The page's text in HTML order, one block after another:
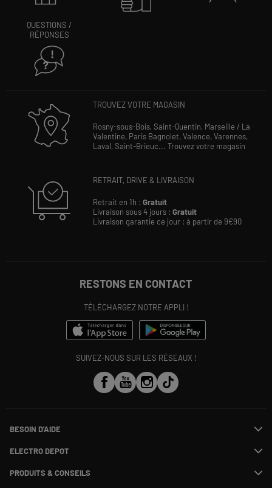
QUESTIONS /
RÉPONSES
TROUVEZ VOTRE MAGASIN
Rosny-sous-Bois, Saint-Quentin, Marseille / La
Valentine, Paris Bagnolet, Valence, Varennes,
Laval, Saint-Brieuc... Trouvez votre magasin
RETRAIT, DRIVE & LIVRAISON
Retrait en 1h : Gratuit
Livraison sous 4 jours : Gratuit
Livraison garantie ce jour : à partir de 9€90
RESTONS EN CONTACT
TÉLÉCHARGEZ NOTRE APPLI !
SUIVEZ-NOUS SUR LES RÉSEAUX !
BESOIN D'AIDE
Suivre ma commande
SAV
ELECTRO DEPOT
PRODUITS & CONSEILS